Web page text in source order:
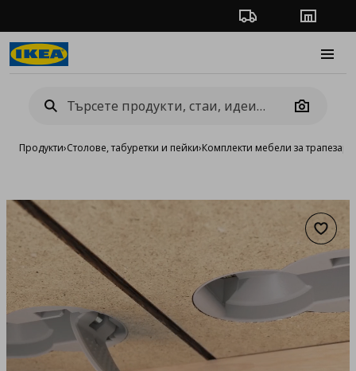
Проследяване на
Camera
Продукти›Столове, табуретки и пейки›Комплекти мебели за